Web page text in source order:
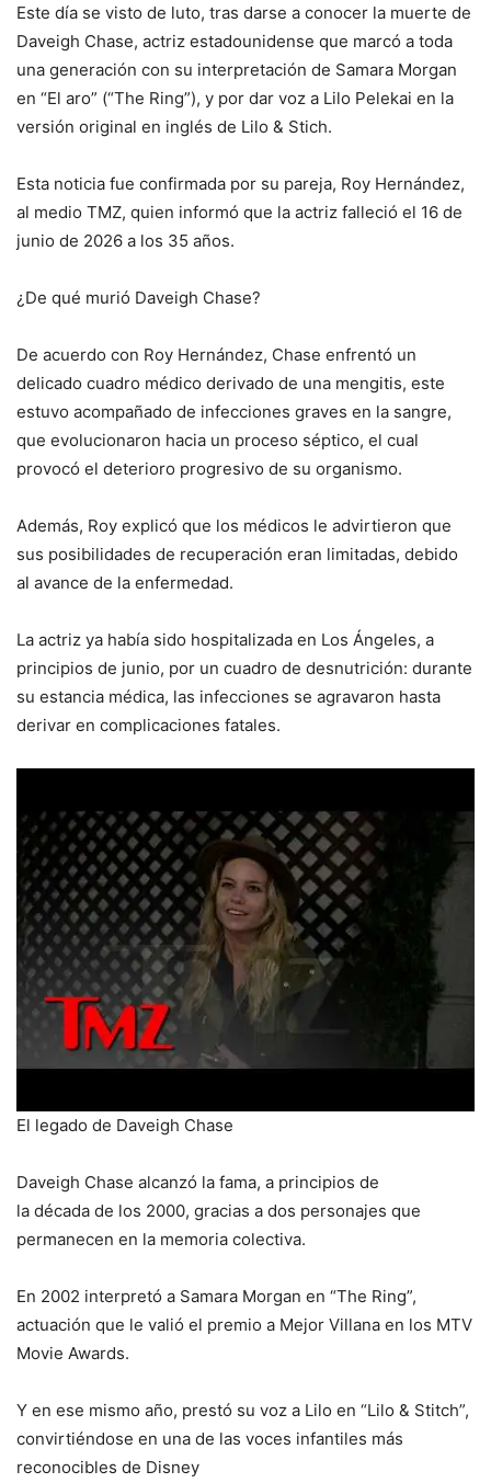
Este día se visto de luto, tras darse a conocer la muerte de
Daveigh Chase, actriz estadounidense que marcó a toda
una generación con su interpretación de Samara Morgan
en “El aro” (“The Ring”), y por dar voz a Lilo Pelekai en la
versión original en inglés de Lilo & Stich.
Esta noticia fue confirmada por su pareja, Roy Hernández,
al medio TMZ, quien informó que la actriz falleció el 16 de
junio de 2026 a los 35 años.
¿De qué murió Daveigh Chase?
De acuerdo con Roy Hernández, Chase enfrentó un
delicado cuadro médico derivado de una mengitis, este
estuvo acompañado de infecciones graves en la sangre,
que evolucionaron hacia un proceso séptico, el cual
provocó el deterioro progresivo de su organismo.
Además, Roy explicó que los médicos le advirtieron que
sus posibilidades de recuperación eran limitadas, debido
al avance de la enfermedad.
La actriz ya había sido hospitalizada en Los Ángeles, a
principios de junio, por un cuadro de desnutrición: durante
su estancia médica, las infecciones se agravaron hasta
derivar en complicaciones fatales.
El legado de Daveigh Chase
Daveigh Chase alcanzó la fama, a principios de
la década de los 2000, gracias a dos personajes que
permanecen en la memoria colectiva.
En 2002 interpretó a Samara Morgan en “The Ring”,
actuación que le valió el premio a Mejor Villana en los MTV
Movie Awards.
Y en ese mismo año, prestó su voz a Lilo en “Lilo & Stitch”,
convirtiéndose en una de las voces infantiles más
reconocibles de Disney